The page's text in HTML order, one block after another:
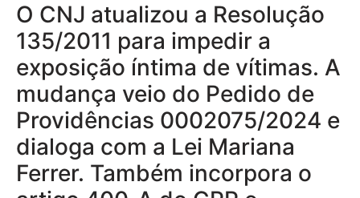
O CNJ atualizou a Resolução
135/2011 para impedir a
exposição íntima de vítimas. A
mudança veio do Pedido de
Providências 0002075/2024 e
dialoga com a Lei Mariana
Ferrer. Também incorpora o